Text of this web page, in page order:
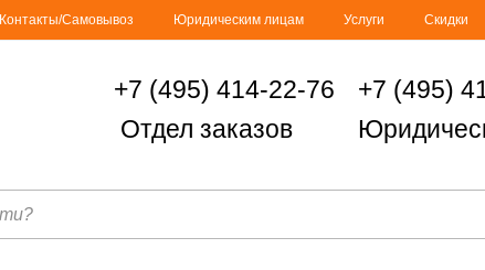
Контакты/Самовывоз Юридическим лицам Услуги Скидки
+7 (495) 414-22-76
Отдел заказов
+7 (495)